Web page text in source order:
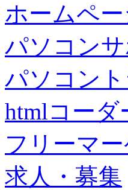
ホームペ
パソコンサ
パソコン
htmlコーダ
フリーマ
求人・募集